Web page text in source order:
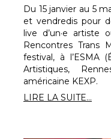
Du 15 janvier au 5
et vendredis pour
live d’un·e artiste
Rencontres Trans
festival, à l’ESMA
Artistiques,
américaine KEXP.
LIRE LA SUITE...